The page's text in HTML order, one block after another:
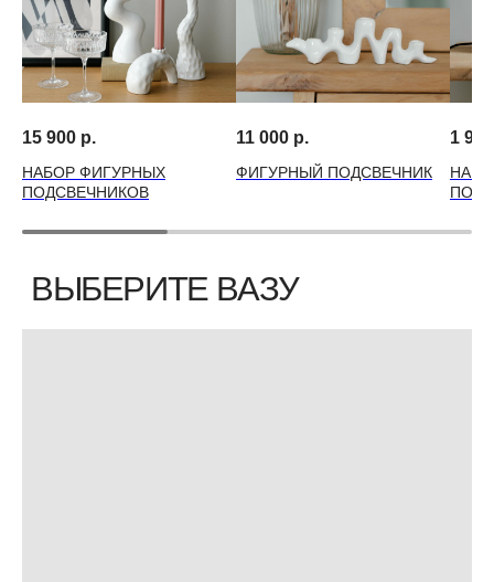
15 900 р.
НАБОР ФИГУРНЫХ
ПОДСВЕЧНИКОВ
11 000 р.
ФИГУРНЫЙ ПОДСВЕЧНИК
1 990